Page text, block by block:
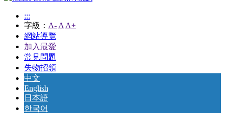
:::
字級： A- A A+
網站導覽
加入最愛
常見問題
失物招領
中文
English
日本語
한국어